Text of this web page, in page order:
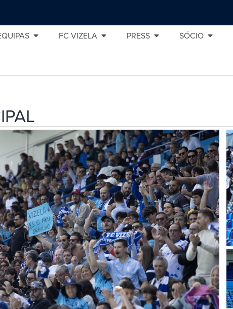
FC VIZELA PRESS SÓCIO